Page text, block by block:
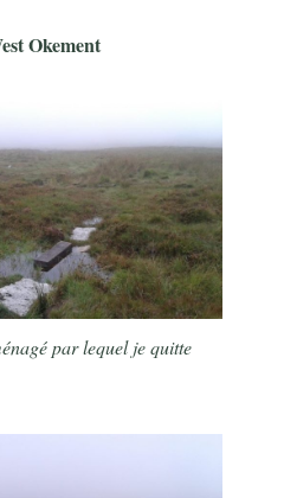
Okement
par lequel je quitte